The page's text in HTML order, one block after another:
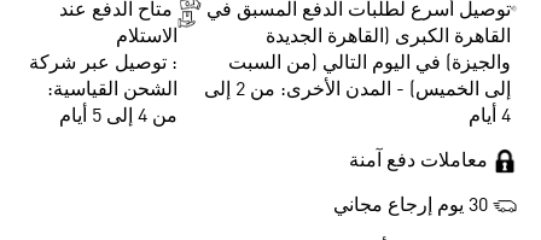
توصيل أسرع لطلبات الدفع المسبق في
القاهرة الكبرى (القاهرة الجديدة
والجيزة) في اليوم التالي (من السبت
إلى الخميس) - المدن الأخرى: من 2 إلى
4 أيام
متاح الدفع عند
الاستلام
: توصيل عبر شركة
الشحن القياسية:
من 4 إلى 5 أيام
معاملات دفع آمنة